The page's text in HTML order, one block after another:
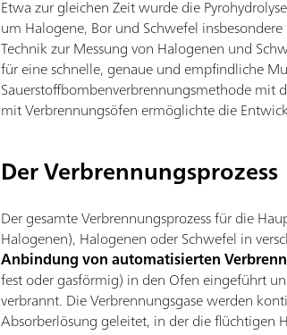
Etwa zur gleichen Zeit wurde die
um Halogene, Bor und Schwefel
Technik zur Messung von Halogenen und
für eine schnelle, genaue und empfindliche
Sauerstoffbombenverbrennungsmethode mit
mit Verbrennungsöfen ermöglichte die
Der Verbrennungsprozess
Der gesamte Verbrennungsprozess für die
Halogenen), Halogenen oder Schwefel in
Anbindung von automatisierten
fest oder gasförmig) in den Ofen eingeführt
verbrannt. Die Verbrennungsgase werden
Absorberlösung geleitet, in der die flüchtigen